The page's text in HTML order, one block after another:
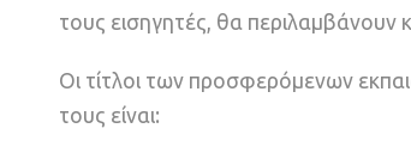
τους εισηγητές, θα περιλαμβάνουν
Οι τίτλοι των προσφερόμενων
τους είναι: